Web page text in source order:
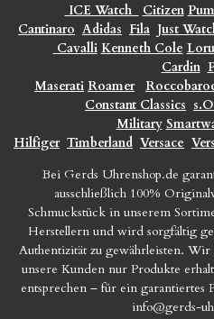
ICE Watch Citizen
Cantinaro Adidas Fila Just
Cavalli Kenneth Cole
Cardin
Maserati Roamer
Constant Classics
Military
Hilfiger Timberland Versace
Bei Gerds Uhrenshop.de
ausschließlich 100%
Schmuckstück in unserem
Herstellern und wird sorgfältig
Authentizität zu gewährleisten.
unsere Kunden nur Produkte
entsprechen – für ein garantiertes
info@gerds-